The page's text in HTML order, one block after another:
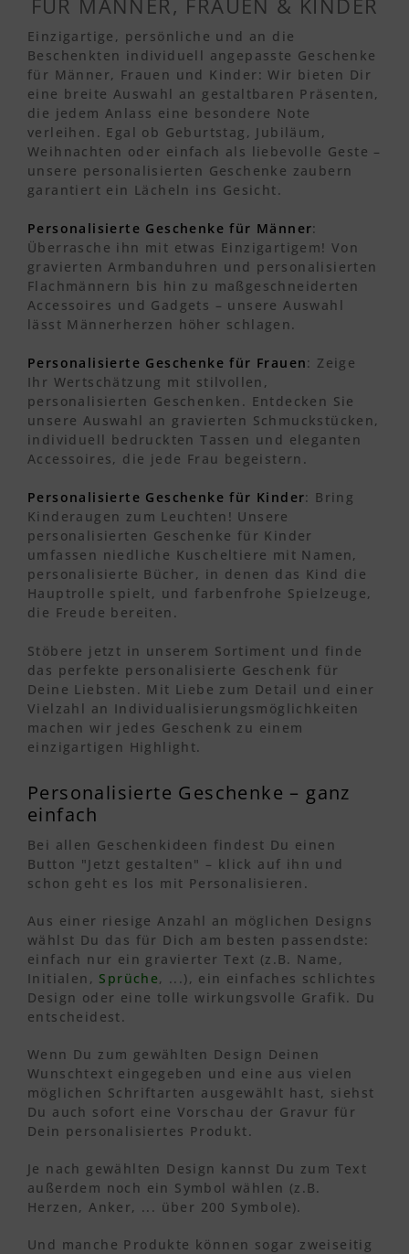
FÜR MÄNNER, FRAUEN & KINDER
Einzigartige, persönliche und an die
Beschenkten individuell angepasste Geschenke
für Männer, Frauen und Kinder: Wir bieten Dir
eine breite Auswahl an gestaltbaren Präsenten,
die jedem Anlass eine besondere Note
verleihen. Egal ob Geburtstag, Jubiläum,
Weihnachten oder einfach als liebevolle Geste –
unsere personalisierten Geschenke zaubern
garantiert ein Lächeln ins Gesicht.
Personalisierte Geschenke für Männer:
Überrasche ihn mit etwas Einzigartigem! Von
gravierten Armbanduhren und personalisierten
Flachmännern bis hin zu maßgeschneiderten
Accessoires und Gadgets – unsere Auswahl
lässt Männerherzen höher schlagen.
Personalisierte Geschenke für Frauen: Zeige
Ihr Wertschätzung mit stilvollen,
personalisierten Geschenken. Entdecken Sie
unsere Auswahl an gravierten Schmuckstücken,
individuell bedruckten Tassen und eleganten
Accessoires, die jede Frau begeistern.
Personalisierte Geschenke für Kinder: Bring
Kinderaugen zum Leuchten! Unsere
personalisierten Geschenke für Kinder
umfassen niedliche Kuscheltiere mit Namen,
personalisierte Bücher, in denen das Kind die
Hauptrolle spielt, und farbenfrohe Spielzeuge,
die Freude bereiten.
Stöbere jetzt in unserem Sortiment und finde
das perfekte personalisierte Geschenk für
Deine Liebsten. Mit Liebe zum Detail und einer
Vielzahl an Individualisierungsmöglichkeiten
machen wir jedes Geschenk zu einem
einzigartigen Highlight.
Personalisierte Geschenke – ganz
einfach
Bei allen Geschenkideen findest Du einen
Button "Jetzt gestalten" – klick auf ihn und
schon geht es los mit Personalisieren.
Aus einer riesige Anzahl an möglichen Designs
wählst Du das für Dich am besten passendste:
einfach nur ein gravierter Text (z.B. Name,
Initialen, Sprüche, ...), ein einfaches schlichtes
Design oder eine tolle wirkungsvolle Grafik. Du
entscheidest.
Wenn Du zum gewählten Design Deinen
Wunschtext eingegeben und eine aus vielen
möglichen Schriftarten ausgewählt hast, siehst
Du auch sofort eine Vorschau der Gravur für
Dein personalisiertes Produkt.
Je nach gewählten Design kannst Du zum Text
außerdem noch ein Symbol wählen (z.B.
Herzen, Anker, ... über 200 Symbole).
Und manche Produkte können sogar zweiseitig